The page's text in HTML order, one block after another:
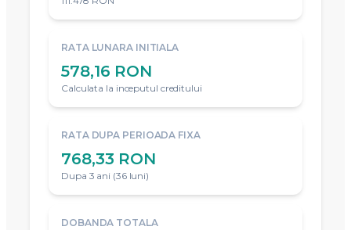
15 % 85 %
Rezumat creditSe actualizeaza in timp real
SUMA CREDITATA
21.250 €
111.478 RON
RATA LUNARA INITIALA